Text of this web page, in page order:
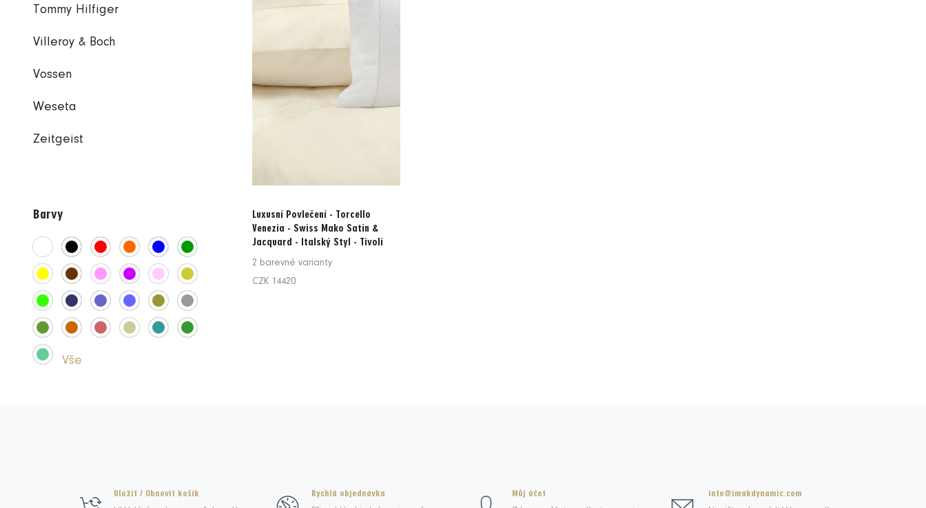
Luxusní Povlečení - Torcello
Venezia - Swiss Mako Satin &
Jacquard - Italský Styl - Tivoli
2 barevné varianty
CZK 14420
Tommy Hilfiger
Villeroy & Boch
Vossen
Weseta
Zeitgeist
Barvy
Vše
Uložit / Obnovit košík Rychlá objednávka Můj účet info@imakdynamic.com